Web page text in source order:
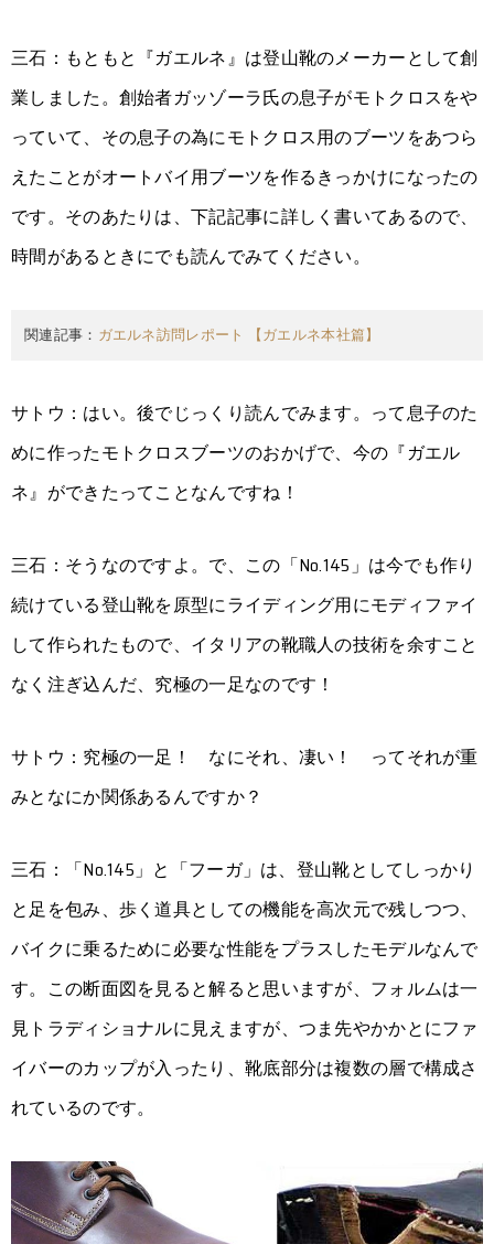
三石：もともと『ガエルネ』は登山靴のメーカーとして創
業しました。創始者ガッゾーラ氏の息子がモトクロスをや
っていて、その息子の為にモトクロス用のブーツをあつら
えたことがオートバイ用ブーツを作るきっかけになったの
です。そのあたりは、下記記事に詳しく書いてあるので、
時間があるときにでも読んでみてください。
関連記事： ガエルネ訪問レポート 【ガエルネ本社篇】
サトウ：はい。後でじっくり読んでみます。って息子のた
めに作ったモトクロスブーツのおかげで、今の『ガエル
ネ』ができたってことなんですね！
三石：そうなのですよ。で、この「No.145」は今でも作り
続けている登山靴を原型にライディング用にモディファイ
して作られたもので、イタリアの靴職人の技術を余すこと
なく注ぎ込んだ、究極の一足なのです！
サトウ：究極の一足！ なにそれ、凄い！ ってそれが重
みとなにか関係あるんですか？
三石：「No.145」と「フーガ」は、登山靴としてしっかり
と足を包み、歩く道具としての機能を高次元で残しつつ、
バイクに乗るために必要な性能をプラスしたモデルなんで
す。この断面図を見ると解ると思いますが、フォルムは一
見トラディショナルに見えますが、つま先やかかとにファ
イバーのカップが入ったり、靴底部分は複数の層で構成さ
れているのです。